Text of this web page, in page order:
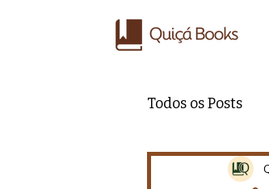
Todos os Posts